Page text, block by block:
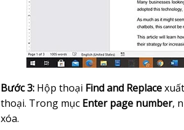
Bước 3: Hộp thoại Find and Replace
thoại. Trong mục Enter page number,
xóa.